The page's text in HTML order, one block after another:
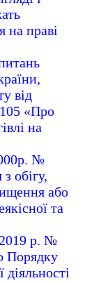
на праві
від
«Про
на
№
обігу,
або
та
2019 р. №
Порядку